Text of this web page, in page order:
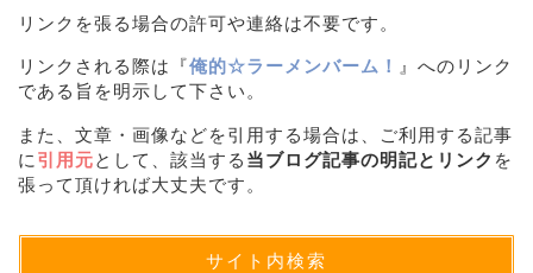
リンクを張る場合の許可や連絡は不要です。
リンクされる際は『俺的☆ラーメンバーム！ 』へのリンク
である旨を明示して下さい。
また、文章・画像などを引用する場合は、ご利用する記事
に 引用元として、該当する 当ブログ記事の明記とリンク を
張って頂ければ大丈夫です。
サイト内検索